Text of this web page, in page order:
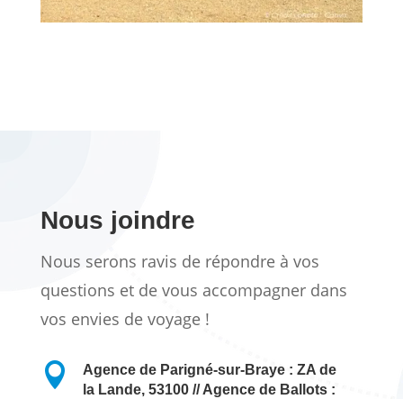
Nous joindre
Nous serons ravis de répondre à vos
questions et de vous accompagner dans
vos envies de voyage !

Agence de Parigné-sur-Braye : ZA de
la Lande, 53100 // Agence de Ballots :